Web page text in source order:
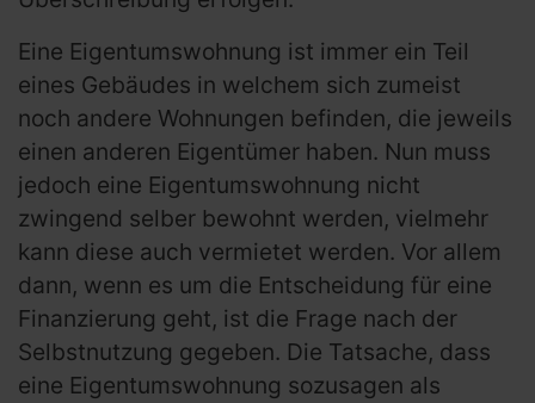
Eine Eigentumswohnung ist immer ein Teil
eines Gebäudes in welchem sich zumeist
noch andere Wohnungen befinden, die jeweils
einen anderen Eigentümer haben. Nun muss
jedoch eine Eigentumswohnung nicht
zwingend selber bewohnt werden, vielmehr
kann diese auch vermietet werden. Vor allem
dann, wenn es um die Entscheidung für eine
Finanzierung geht, ist die Frage nach der
Selbstnutzung gegeben. Die Tatsache, dass
eine Eigentumswohnung sozusagen als